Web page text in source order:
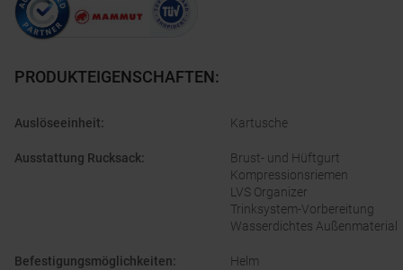
PRODUKTEIGENSCHAFTEN:
Auslöseeinheit: Kartusche
Ausstattung Rucksack:
Brust- und Hüftgurt
Kompressionsriemen
LVS Organizer
Trinksystem-Vorbereitung
Wasserdichtes Außenmaterial
Befestigungsmöglichkeiten:
Helm